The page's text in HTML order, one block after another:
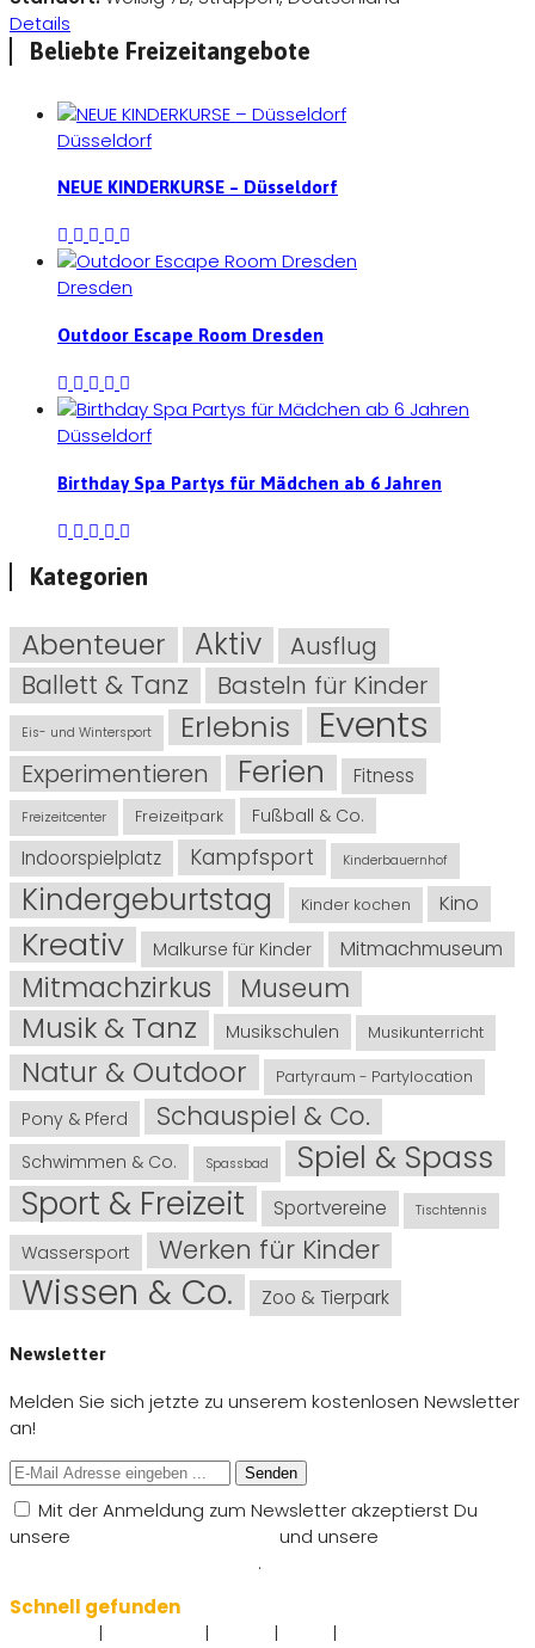
Details
Beliebte Freizeitangebote
Düsseldorf
NEUE KINDERKURSE – Düsseldorf
Dresden
Outdoor Escape Room Dresden
Düsseldorf
Birthday Spa Partys für Mädchen ab 6 Jahren
Kategorien
Abenteuer Aktiv Ausflug
Ballett & Tanz Basteln für Kinder
Eis- und Wintersport Erlebnis Events
Experimentieren Ferien Fitness
Freizeitcenter Freizeitpark Fußball & Co.
Indoorspielplatz Kampfsport Kinderbauernhof
Kindergeburtstag Kinder kochen Kino
Kreativ Malkurse für Kinder Mitmachmuseum
Mitmachzirkus Museum
Musik & Tanz Musikschulen Musikunterricht
Natur & Outdoor Partyraum - Partylocation
Pony & Pferd Schauspiel & Co.
Schwimmen & Co. Spassbad Spiel & Spass
Sport & Freizeit Sportvereine Tischtennis
Wassersport Werken für Kinder
Wissen & Co. Zoo & Tierpark
Newsletter
Melden Sie sich jetzte zu unserem kostenlosen Newsletter
an!
Senden
Mit der Anmeldung zum Newsletter akzeptierst Du
unsere
und unsere
.
Schnell gefunden
| | | |